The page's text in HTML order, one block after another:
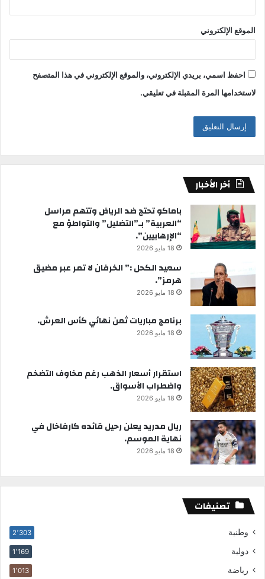
الموقع الإلكتروني
احفظ اسمي، بريدي الإلكتروني، والموقع الإلكتروني في هذا المتصفح
لاستخدامها المرة المقبلة في تعليقي.
أخر الأخبار
باماكو تحتج ضد الرياض وتتهم مراسل
“العربية” بـ”التضليل” والتواطؤ مع
“الإرهابيين”.
18 مايو 2026
سعيد الكحل :” الخرفان لا تمر عبر مضيق
هرمز”.
18 مايو 2026
برنامج مباريات ثمن نهائي كأس العرش.
18 مايو 2026
استقرار أسعار الذهب رغم مخاوف التضخم
واضطراب الأسواق.
18 مايو 2026
ريال مدريد يعلن رحيل قائده كارفاخال في
نهاية الموسم.
18 مايو 2026
تصنيفات
وطنية 2٬303
دولية 1٬169
رياضة 1٬013